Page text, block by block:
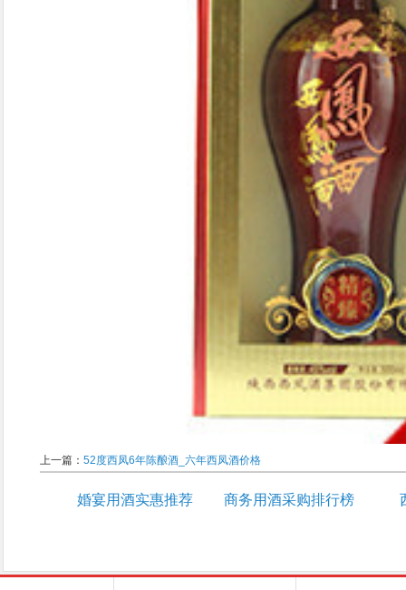
上一篇： 52度西凤6年陈酿酒_六年西凤酒价格
婚宴用酒实惠推荐 商务用酒采购排行榜